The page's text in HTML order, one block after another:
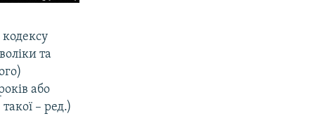
та
або
– ред.)